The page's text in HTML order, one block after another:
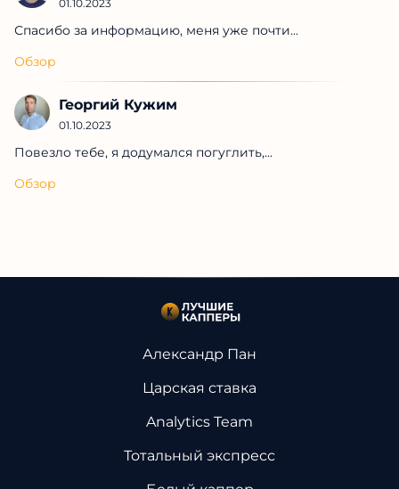
01.10.2023
Спасибо за информацию, меня уже почти...
Обзор
Георгий Кужим
01.10.2023
Повезло тебе, я додумался погуглить,...
Обзор
Александр Пан
Царская ставка
Analytics Team
Тотальный экспресс